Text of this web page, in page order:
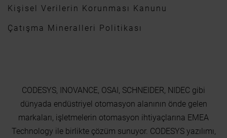
Kişisel Verilerin Korunması Kanunu
Çatışma Mineralleri Politikası
CODESYS, INOVANCE, OSAI, SCHNEIDER, NIDEC gibi
dünyada endüstriyel otomasyon alanının önde gelen
markaları, işletmelerin otomasyon ihtiyaçlarına EMEA
Technology ile birlikte çözüm sunuyor. CODESYS yazılımı,